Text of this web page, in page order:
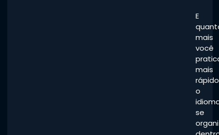
E
mais
você
mais
rápido
o
se